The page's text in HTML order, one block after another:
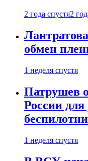
2 года спустя2
обмен
1 неделя спустя
Патрушев
России
1 неделя спустя